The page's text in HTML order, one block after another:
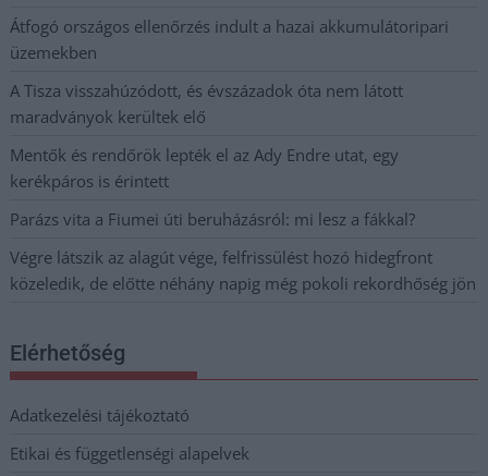
Átfogó országos ellenőrzés indult a hazai akkumulátoripari
üzemekben
A Tisza visszahúzódott, és évszázadok óta nem látott
maradványok kerültek elő
Mentők és rendőrök lepték el az Ady Endre utat, egy
kerékpáros is érintett
Parázs vita a Fiumei úti beruházásról: mi lesz a fákkal?
Végre látszik az alagút vége, felfrissülést hozó hidegfront
közeledik, de előtte néhány napig még pokoli rekordhőség jön
Elérhetőség
Adatkezelési tájékoztató
Etikai és függetlenségi alapelvek